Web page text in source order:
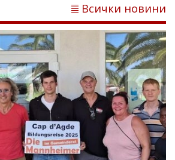
Всички новини